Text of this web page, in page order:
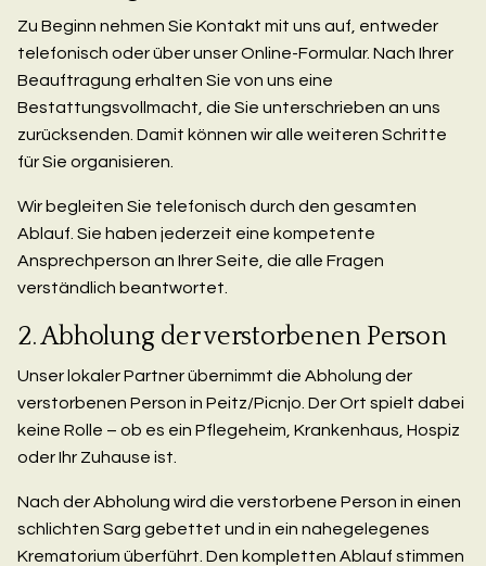
Zu Beginn nehmen Sie Kontakt mit uns auf, entweder
telefonisch oder über unser Online-Formular. Nach Ihrer
Beauftragung erhalten Sie von uns eine
Bestattungsvollmacht, die Sie unterschrieben an uns
zurücksenden. Damit können wir alle weiteren Schritte
für Sie organisieren.
Wir begleiten Sie telefonisch durch den gesamten
Ablauf. Sie haben jederzeit eine kompetente
Ansprechperson an Ihrer Seite, die alle Fragen
verständlich beantwortet.
2. Abholung der verstorbenen Person
Unser lokaler Partner übernimmt die Abholung der
verstorbenen Person in Peitz/Picnjo. Der Ort spielt dabei
keine Rolle – ob es ein Pflegeheim, Krankenhaus, Hospiz
oder Ihr Zuhause ist.
Nach der Abholung wird die verstorbene Person in einen
schlichten Sarg gebettet und in ein nahegelegenes
Krematorium überführt. Den kompletten Ablauf stimmen